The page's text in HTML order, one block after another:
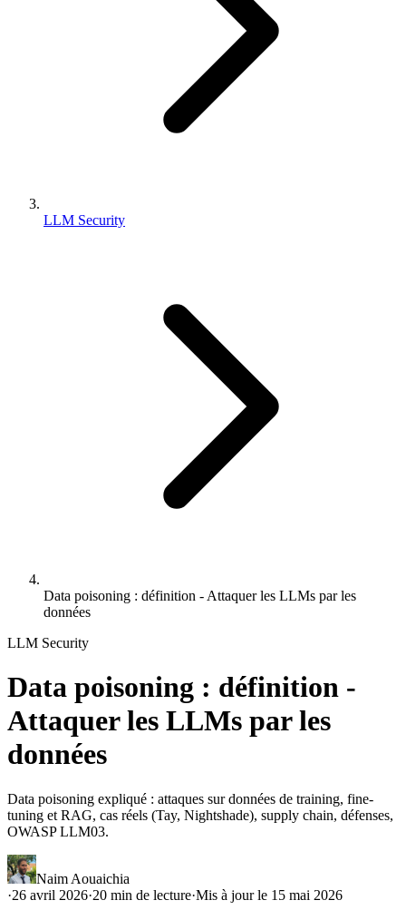
LLM Security
Data poisoning : définition - Attaquer les LLMs par les
données
LLM Security
Data poisoning : définition -
Attaquer les LLMs par les
données
Data poisoning expliqué : attaques sur données de training, fine-
tuning et RAG, cas réels (Tay, Nightshade), supply chain, défenses,
OWASP LLM03.
Naim Aouaichia
·26 avril 2026·20 min de lecture·Mis à jour le 15 mai 2026